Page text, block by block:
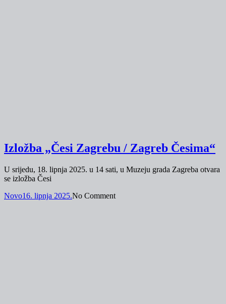
Izložba „Česi Zagrebu / Zagreb Česima“
U srijedu, 18. lipnja 2025. u 14 sati, u Muzeju grada Zagreba otvara
se izložba Česi
Novo16. lipnja 2025.No Comment